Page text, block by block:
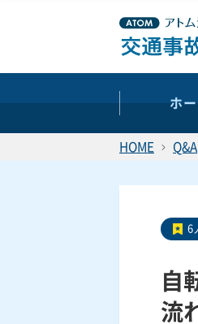
ホー
HOME Q&A
6
自
流